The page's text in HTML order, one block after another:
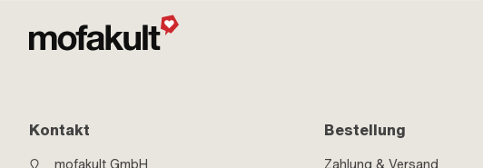
Kontakt
mofakult GmbH
Bestellung
Zahlung & Versand